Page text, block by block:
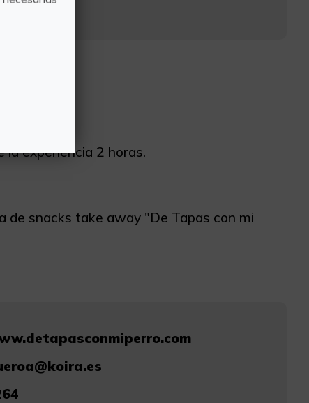
la experiencia 2 horas.
de snacks take away "De Tapas con mi